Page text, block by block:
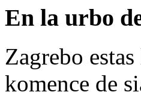
En la urbo
Zagrebo
komence de